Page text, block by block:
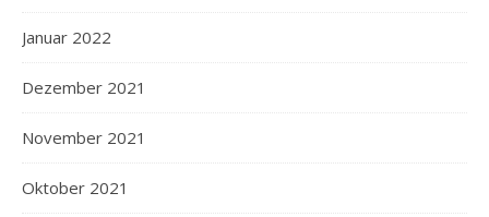
Januar 2022
Dezember 2021
November 2021
Oktober 2021